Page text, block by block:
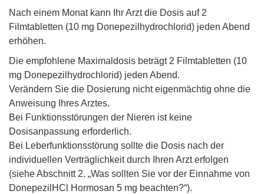
Nach einem Monat kann Ihr Arzt die Dosis auf 2
Filmtabletten (10 mg Donepezilhydrochlorid) jeden Abend
erhöhen.
Die empfohlene Maximaldosis beträgt 2 Filmtabletten (10
mg Donepezilhydrochlorid) jeden Abend.
Verändern Sie die Dosierung nicht eigenmächtig ohne die
Anweisung Ihres Arztes.
Bei Funktionsstörungen der Nieren ist keine
Dosisanpassung erforderlich.
Bei Leberfunktionsstörung sollte die Dosis nach der
individuellen Verträglichkeit durch Ihren Arzt erfolgen
(siehe Abschnitt 2. „Was sollten Sie vor der Einnahme von
DonepezilHCl Hormosan 5 mg beachten?“).